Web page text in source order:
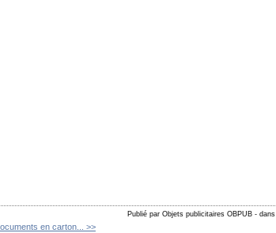
Publié par Objets publicitaires OBPUB -dans
en carton... >>